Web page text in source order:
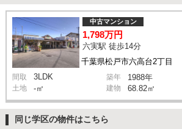
千葉県松戸市六高台2丁目
中古マンション
1,798万円
六実駅 徒歩14分
間取 3LDK 築年 1988年
土地 -㎡ 建物 68.82㎡
同じ学区の物件はこちら